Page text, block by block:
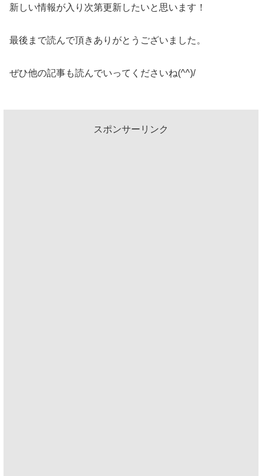
新しい情報が入り次第更新したいと思います！
最後まで読んで頂きありがとうございました。
ぜひ他の記事も読んでいってくださいね(^^)/
スポンサーリンク